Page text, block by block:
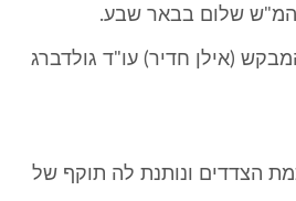
שלום בבאר שבע.
(אילן חדיר) עו"ד גולדברג
הצדדים ונותנת לה תוקף של